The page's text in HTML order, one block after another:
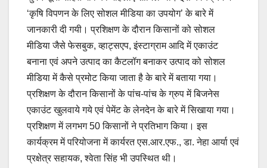
‘कृषि विपणन के लिए सोशल मीडिया का उपयोग’ के बारे में
जानकारी दी गयी। प्रशिक्षण के दौरान किसानों को सोशल
मीडिया जैसे फेसबुक, व्हाट्सएप, इंस्टाग्राम आदि में एकाउंट
बनाना एवं अपने उत्पाद का कैटलॉग बनाकर उत्पाद को सोशल
मीडिया में कैसे प्रमोट किया जाता है के बारे में बताया गया।
प्रशिक्षण के दौरान किसानों के पांच-पांच के ग्रुप में बिजनेस
एकाउंट खुलवाये गये एवं पेमेंट के लेनदेन के बारे में सिखाया गया।
प्रशिक्षण में लगभग 50 किसानों ने प्रतिभाग किया। इस
कार्यक्रम में परियोजना में कार्यरत एस.आर.एफ., डा. नेहा आर्या एवं
प्रक्षेत्र सहायक, श्वेता सिंह भी उपस्थित थी।